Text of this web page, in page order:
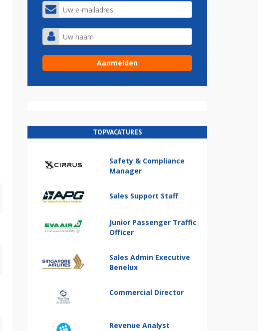
TOPVACATURES
Safety & Compliance
Manager
Sales Support Staff
Junior Passenger Traffic
Officer
Sales Admin Executive
Benelux
Commercial Director
Revenue Analyst